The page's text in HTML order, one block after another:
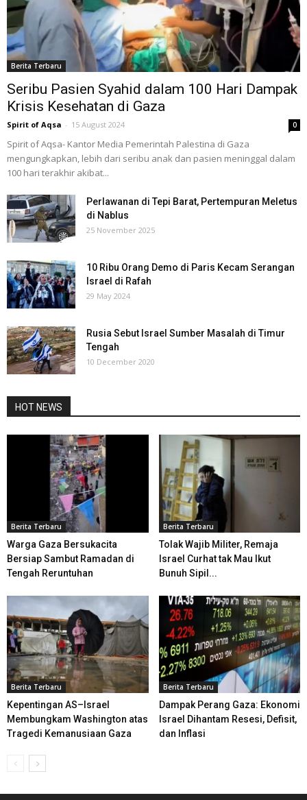
Berita Terbaru
Seribu Pasien Syahid dalam 100 Hari Dampak
Krisis Kesehatan di Gaza
Spirit of Aqsa - 15 August 2024 0
Spirit of Aqsa- Kantor Media Pemerintah Palestina di Gaza
mengungkapkan, lebih dari seribu anak dan pasien meninggal dalam
100 hari terakhir akibat...
Perlawanan di Tepi Barat, Pertempuran Meletus
di Nablus
25 November 2025
10 Ribu Orang Demo di Paris Kecam Serangan
Israel di Rafah
29 May 2024
Rusia Sebut Israel Sumber Masalah di Timur
Tengah
10 December 2020
HOT NEWS
Berita Terbaru
Warga Gaza Bersukacita
Bersiap Sambut Ramadan di
Tengah Reruntuhan
Berita Terbaru
Tolak Wajib Militer, Remaja
Israel Curhat tak Mau Ikut
Bunuh Sipil...
Berita Terbaru
Kepentingan AS–Israel
Membungkam Washington atas
Tragedi Kemanusiaan Gaza
Berita Terbaru
Dampak Perang Gaza: Ekonomi
Israel Dihantam Resesi, Defisit,
dan Inflasi